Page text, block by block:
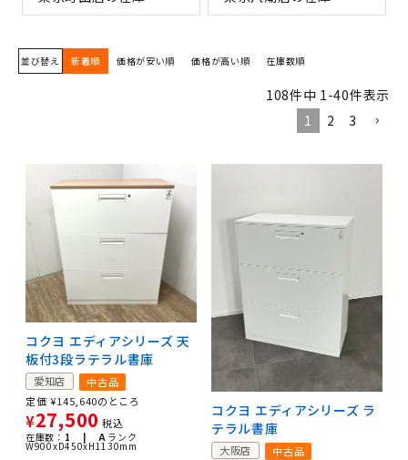
並び替え 新着順 価格が安い順 価格が高い順 在庫数順
108件中 1-40件表示
1
2 3
コクヨ エディアシリーズ 天
板付3段ラテラル書庫
愛知店
中古品
定価 ¥145,640のところ
¥27,500 税込
在庫数： 1 | Aランク
W900xD450xH1130mm
コクヨ エディアシリーズ ラ
テラル書庫
大阪店
中古品